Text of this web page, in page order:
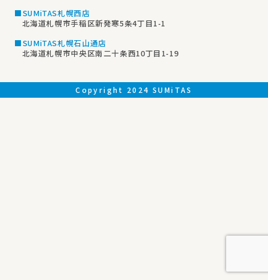
■SUMiTAS札幌西店
北海道札幌市手稲区新発寒5条4丁目1-1
■SUMiTAS札幌石山通店
北海道札幌市中央区南二十条西10丁目1-19
Copyright 2024 SUMiTAS